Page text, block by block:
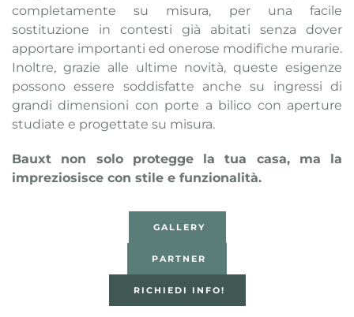
completamente su misura, per una facile
sostituzione in contesti già abitati senza dover
apportare importanti ed onerose modifiche murarie.
Inoltre, grazie alle ultime novità, queste esigenze
possono essere soddisfatte anche su ingressi di
grandi dimensioni con porte a bilico con aperture
studiate e progettate su misura.
Bauxt non solo protegge la tua casa, ma la
impreziosisce con stile e funzionalità.
GALLERY
PARTNER
RICHIEDI INFO!